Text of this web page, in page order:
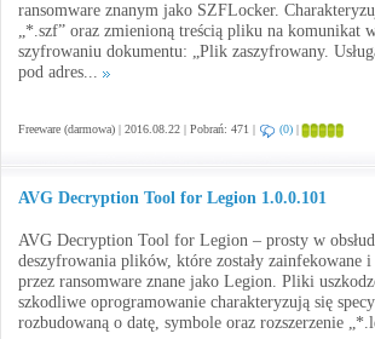
ransomware znanym jako SZFLocker.
„*.szf” oraz zmienioną treścią pliku na komunikat
szyfrowaniu dokumentu: „Plik zaszyfrowany.
pod adres...
Freeware (darmowa) | 2016.08.22 | Pobrań: 471 | (0) |
AVG Decryption Tool for Legion 1.0.0.101
AVG Decryption Tool for Legion – prosty w
deszyfrowania plików, które zostały zainfekowane
przez ransomware znane jako Legion. Pliki
szkodliwe oprogramowanie charakteryzują się
rozbudowaną o datę, symbole oraz rozszerzenie